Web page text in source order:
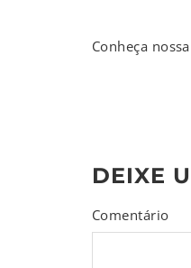
Conheça
DEIXE
Comentário